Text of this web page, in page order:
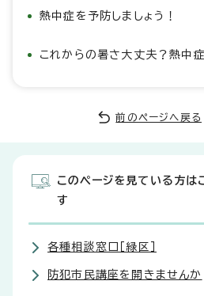
熱中症を予防しましょう！
これからの暑さ大丈夫？熱中
前のページへ戻る
このページを見ている方は
す
各種相談窓口［緑区］
防犯市民講座を開きませんか